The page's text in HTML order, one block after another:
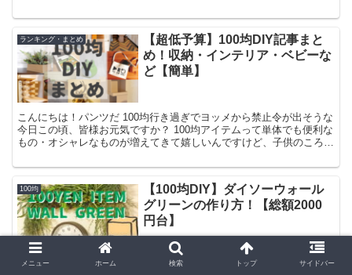
ランキング・まとめ
【超低予算】100均DIY記事まと
め！収納・インテリア・ベビーな
ど【簡単】
こんにちは！パンツだ 100均行き過ぎでヨッメから禁止令が出そうな
今日この頃、皆様お元気ですか？ 100均アイテムって単体でも便利な
もの・オシャレなものが増えてきて嬉しいんですけど、子供のころか
100均
【100均DIY】ダイソーウォール
グリーンの作り方！【総額2000
円台】
こんにちは！パンツだ 引っ越してきて壁を割と自由に装飾できるよ
メニュー ホーム 検索 トップ サイドバー